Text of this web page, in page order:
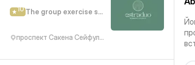
10 The group exercise studio
проспект Сакена Сейфуллина, 330